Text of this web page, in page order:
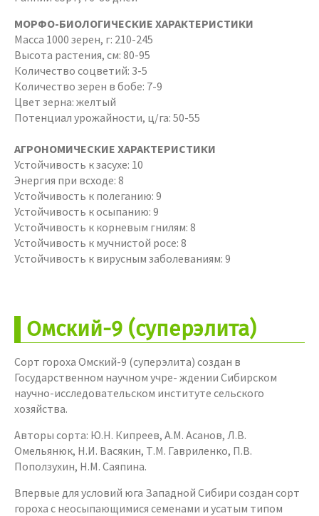
МОРФО-БИОЛОГИЧЕСКИЕ ХАРАКТЕРИСТИКИ
Масса 1000 зерен, г: 210-245
Высота растения, см: 80-95
Количество соцветий: 3-5
Количество зерен в бобе: 7-9
Цвет зерна: желтый
Потенциал урожайности, ц/га: 50-55
АГРОНОМИЧЕСКИЕ ХАРАКТЕРИСТИКИ
Устойчивость к засухе: 10
Энергия при всходе: 8
Устойчивость к полеганию: 9
Устойчивость к осыпанию: 9
Устойчивость к корневым гнилям: 8
Устойчивость к мучнистой росе: 8
Устойчивость к вирусным заболеваниям: 9
Омский-9 (суперэлита)
Сорт гороха Омский-9 (суперэлита) создан в
Государственном научном учре- ждении Сибирском
научно-исследовательском институте сельского
хозяйства.
Авторы сорта: Ю.Н. Кипреев, А.М. Асанов, Л.В.
Омельянюк, Н.И. Васякин, Т.М. Гавриленко, П.В.
Поползухин, Н.М. Саяпина.
Впервые для условий юга Западной Сибири создан сорт
гороха с неосыпающимися семенами и усатым типом